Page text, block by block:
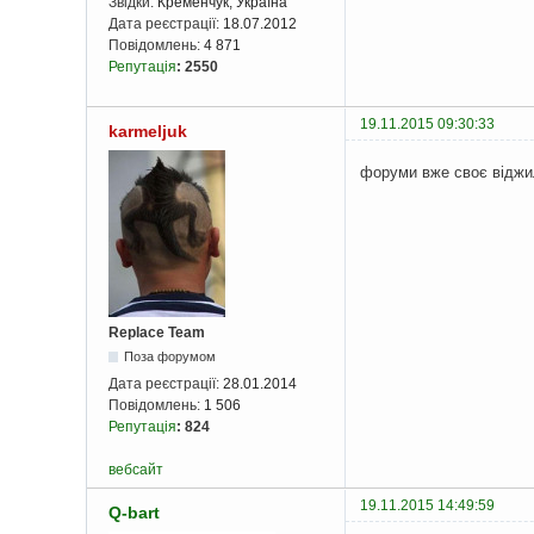
Дата реєстрації: 18.07.2012
Повідомлень: 4 871
Репутація: 2550
karmeljuk 19.11.2015 09:30:33
Replace Team
Поза форумом
Дата реєстрації: 28.01.2014
Повідомлень: 1 506
Репутація: 824
форуми вже своє
вебсайт
Q-bart 19.11.2015 14:49:59